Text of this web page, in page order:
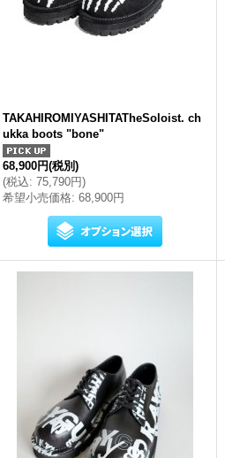
TAKAHIROMIYASHITATheSoloist. ch
ukka boots "bone"
68,900円(税別)
(税込: 75,790円)
希望小売価格: 68,900円